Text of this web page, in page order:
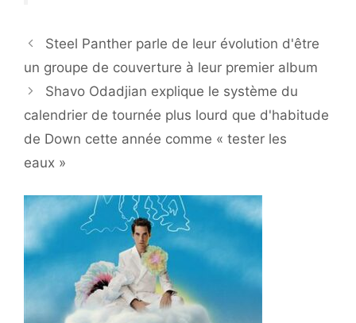
Steel Panther parle de leur évolution d'être
un groupe de couverture à leur premier album
Shavo Odadjian explique le système du
calendrier de tournée plus lourd que d'habitude
de Down cette année comme « tester les
eaux »